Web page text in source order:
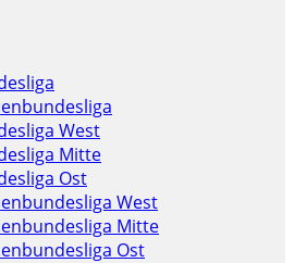
West
Mitte
Ost
West
Mitte
Ost